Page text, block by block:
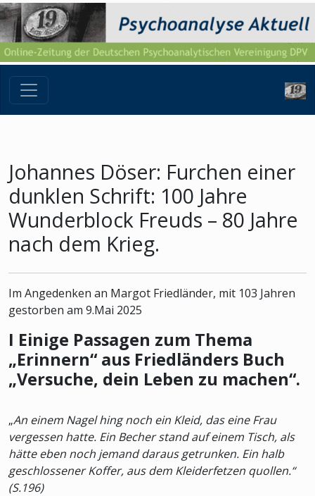
Johannes Döser: Furchen einer
dunklen Schrift: 100 Jahre
Wunderblock Freuds – 80 Jahre
nach dem Krieg.
Im Angedenken an Margot Friedländer, mit 103 Jahren
gestorben am 9.Mai 2025
I Einige Passagen zum Thema
„Erinnern“ aus Friedländers Buch
„Versuche, dein Leben zu machen“.
„An einem Nagel hing noch ein Kleid, das eine Frau
vergessen hatte. Ein Becher stand auf einem Tisch, als
hätte eben noch jemand daraus getrunken. Ein halb
geschlossener Koffer, aus dem Kleiderfetzen quollen.“
(S.196)